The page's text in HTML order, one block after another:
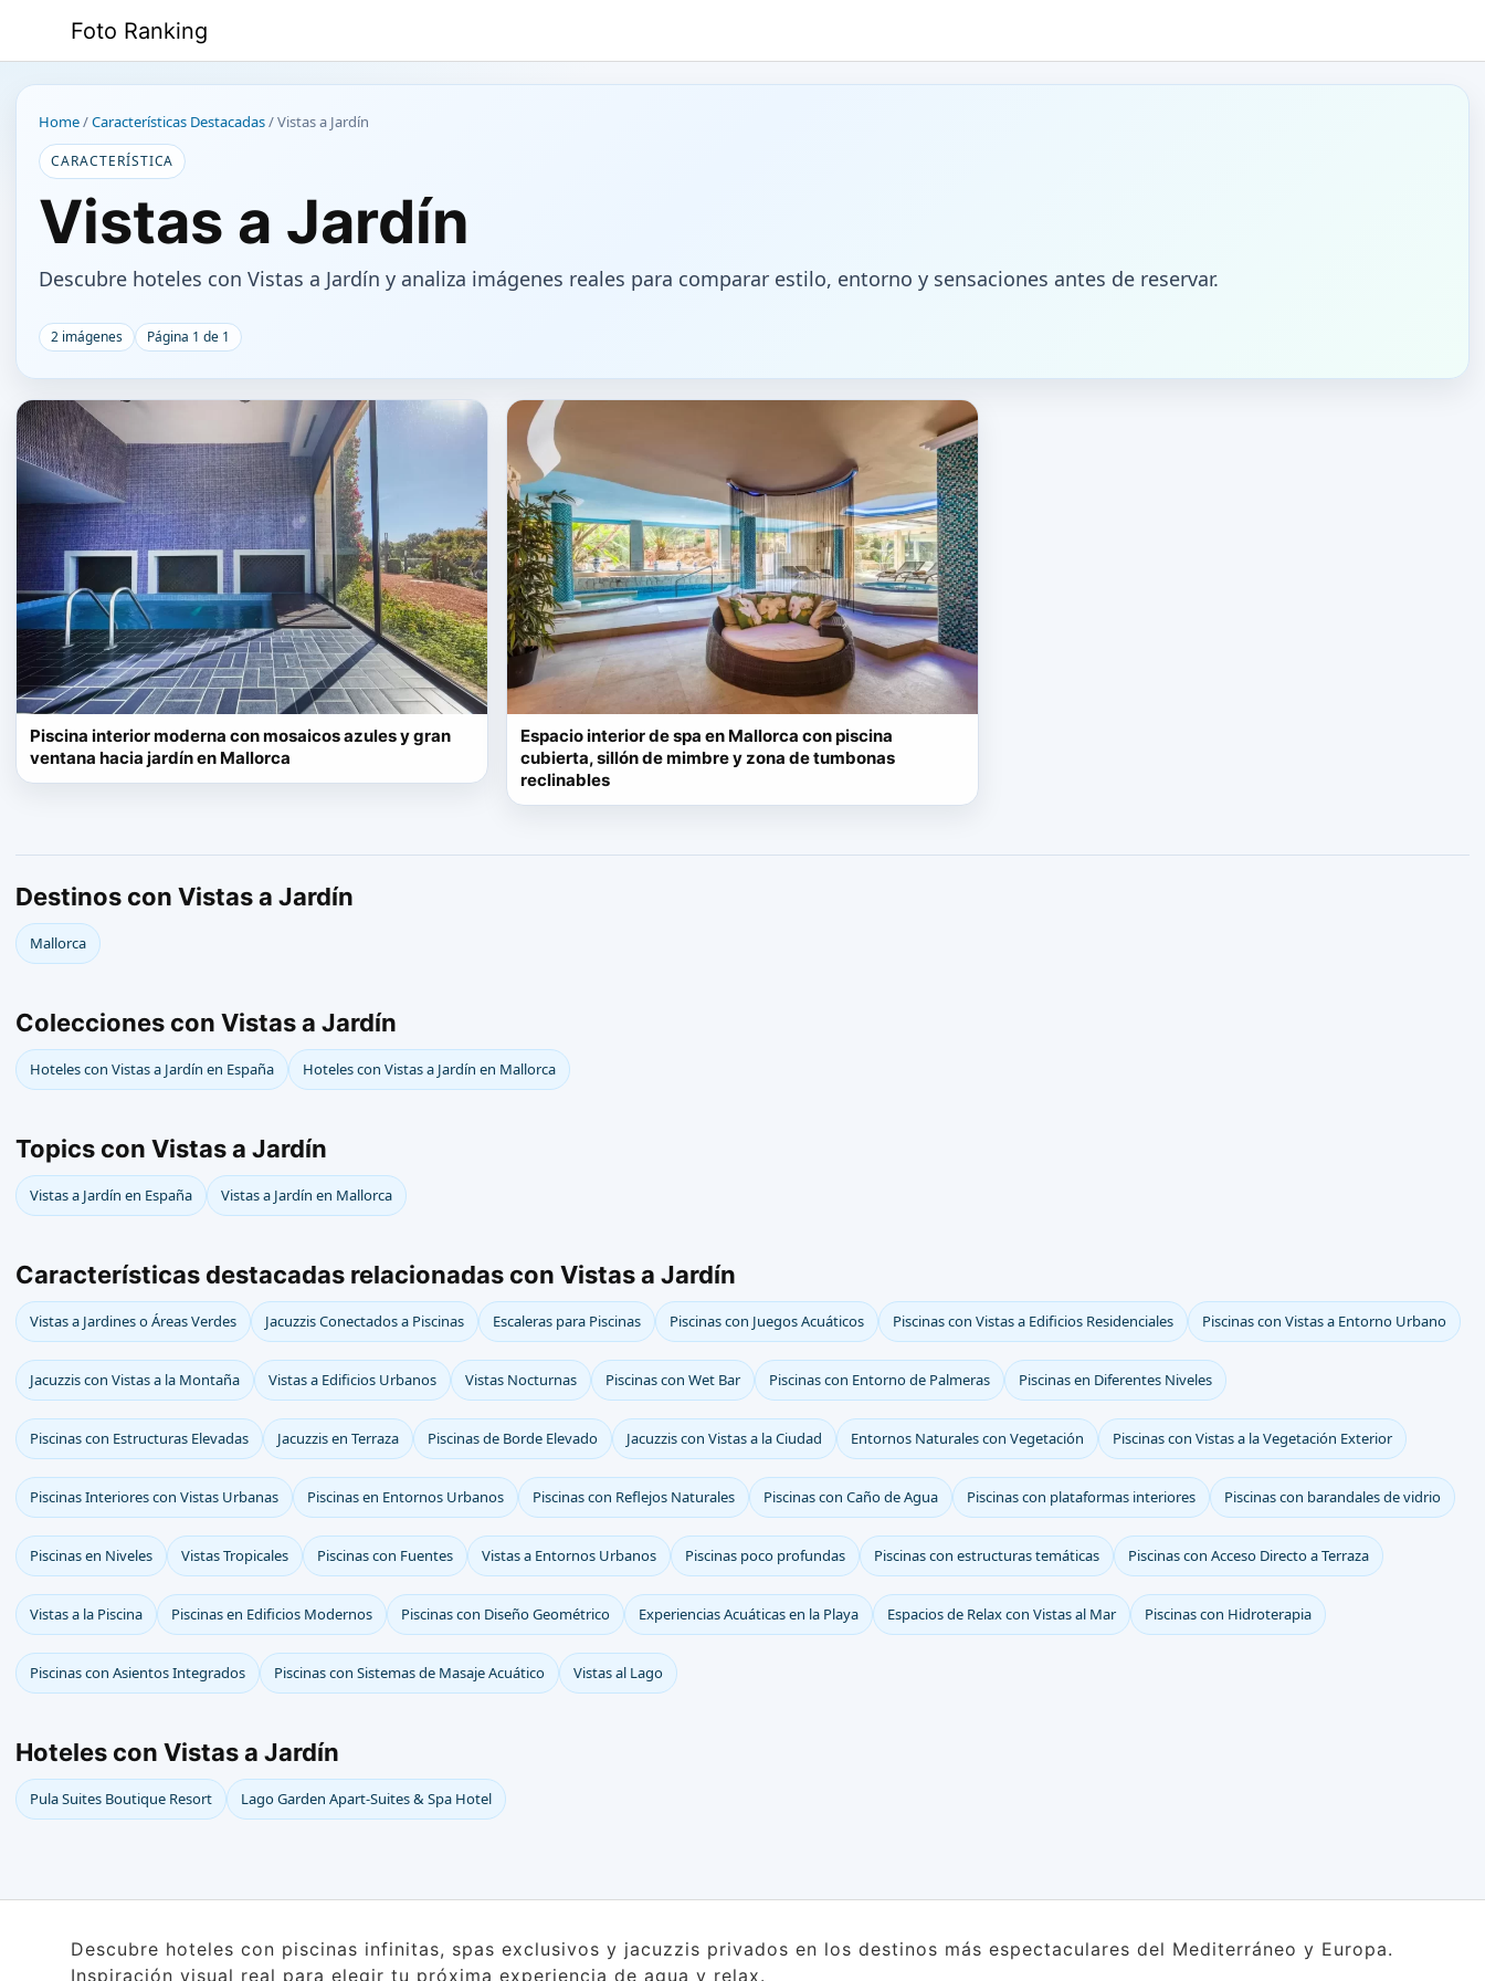
contenido
Foto Ranking
Home/Características Destacadas/Vistas a Jardín
CARACTERÍSTICA
Vistas a Jardín
Descubre hoteles con Vistas a Jardín y analiza imágenes reales para comparar estilo, entorno y sensaciones antes de reservar.
2 imágenes Página 1 de 1
Piscina interior moderna con mosaicos azules y gran
ventana hacia jardín en Mallorca
Espacio interior de spa en Mallorca con piscina
cubierta, sillón de mimbre y zona de tumbonas
reclinables
Destinos con Vistas a Jardín
Mallorca
Colecciones con Vistas a Jardín
Hoteles con Vistas a Jardín en España Hoteles con Vistas a Jardín en Mallorca
Topics con Vistas a Jardín
Vistas a Jardín en España Vistas a Jardín en Mallorca
Características destacadas relacionadas con Vistas a Jardín
Vistas a Jardines o Áreas Verdes Jacuzzis Conectados a Piscinas Escaleras para Piscinas Piscinas con Juegos Acuáticos Piscinas con Vistas a Edificios Residenciales Piscinas con Vistas a Entorno Urbano
Jacuzzis con Vistas a la Montaña Vistas a Edificios Urbanos Vistas Nocturnas Piscinas con Wet Bar Piscinas con Entorno de Palmeras Piscinas en Diferentes Niveles
Piscinas con Estructuras Elevadas Jacuzzis en Terraza Piscinas de Borde Elevado Jacuzzis con Vistas a la Ciudad Entornos Naturales con Vegetación Piscinas con Vistas a la Vegetación Exterior
Piscinas Interiores con Vistas Urbanas Piscinas en Entornos Urbanos Piscinas con Reflejos Naturales Piscinas con Caño de Agua Piscinas con plataformas interiores Piscinas con barandales de vidrio
Piscinas en Niveles Vistas Tropicales Piscinas con Fuentes Vistas a Entornos Urbanos Piscinas poco profundas Piscinas con estructuras temáticas Piscinas con Acceso Directo a Terraza
Vistas a la Piscina Piscinas en Edificios Modernos Piscinas con Diseño Geométrico Experiencias Acuáticas en la Playa Espacios de Relax con Vistas al Mar Piscinas con Hidroterapia
Piscinas con Asientos Integrados Piscinas con Sistemas de Masaje Acuático Vistas al Lago
Hoteles con Vistas a Jardín
Pula Suites Boutique Resort Lago Garden Apart-Suites & Spa Hotel
Descubre hoteles con piscinas infinitas, spas exclusivos y jacuzzis privados en los destinos más espectaculares del Mediterráneo y Europa.
Inspiración visual real para elegir tu próxima experiencia de agua y relax.